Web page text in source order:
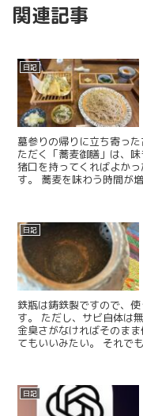
関連記事
日記
墓参りの帰りに立ち寄っ
ただく「蕎麦御膳」は、
猪口を持ってくればよか
す。 蕎麦を味わう時間が
日記
鉄瓶は鋳鉄製ですので、
す。 ただし、サビ自体は
金臭さがなければそのま
てもいいみたい。 それで
日記